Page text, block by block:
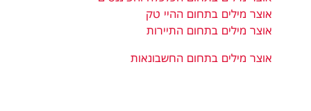
אוצר מילים בתחום ההיי טק
אוצר מילים בתחום התיירות
אוצר מילים בתחום החשבונאות